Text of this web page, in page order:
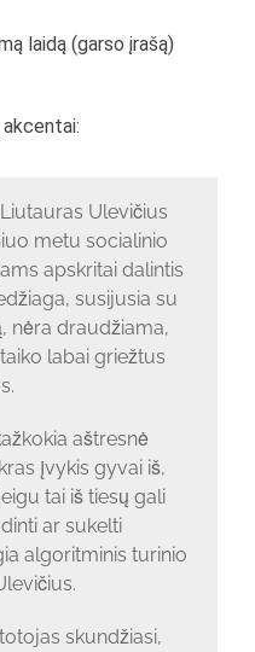
laidą (garso įrašą)
akcentai:
Ulevičius
metu socialinio
apskritai dalintis
susijusia su
nėra draudžiama,
labai griežtus
aštresnė
įvykis gyvai iš,
tai iš tiesų gali
ar sukelti
algoritminis turinio
skundžiasi,